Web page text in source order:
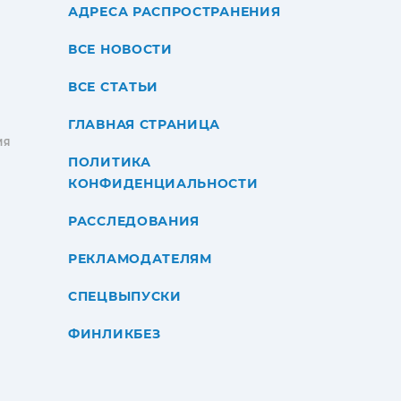
АДРЕСА РАСПРОСТРАНЕНИЯ
ВСЕ НОВОСТИ
ВСЕ СТАТЬИ
ГЛАВНАЯ СТРАНИЦА
ПОЛИТИКА
КОНФИДЕНЦИАЛЬНОСТИ
РАССЛЕДОВАНИЯ
РЕКЛАМОДАТЕЛЯМ
СПЕЦВЫПУСКИ
ФИНЛИКБЕЗ